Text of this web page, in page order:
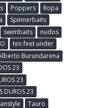
Poppers
Ropa
Spinnerbaits
swimbaits
nudos
ten feet under
Burundarena
23
23
DUROS 23
Tauro